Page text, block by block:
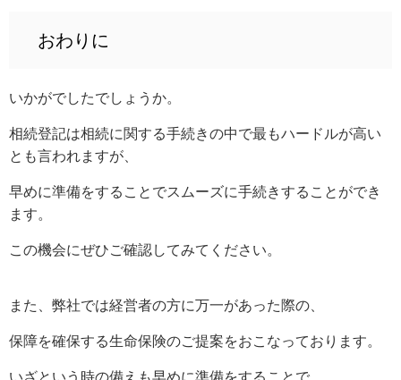
おわりに
いかがでしたでしょうか。
相続登記は相続に関する手続きの中で最もハードルが高い
とも言われますが、
早めに準備をすることでスムーズに手続きすることができ
ます。
この機会にぜひご確認してみてください。
また、弊社では経営者の方に万一があった際の、
保障を確保する生命保険のご提案をおこなっております。
いざという時の備えも早めに準備をすることで、